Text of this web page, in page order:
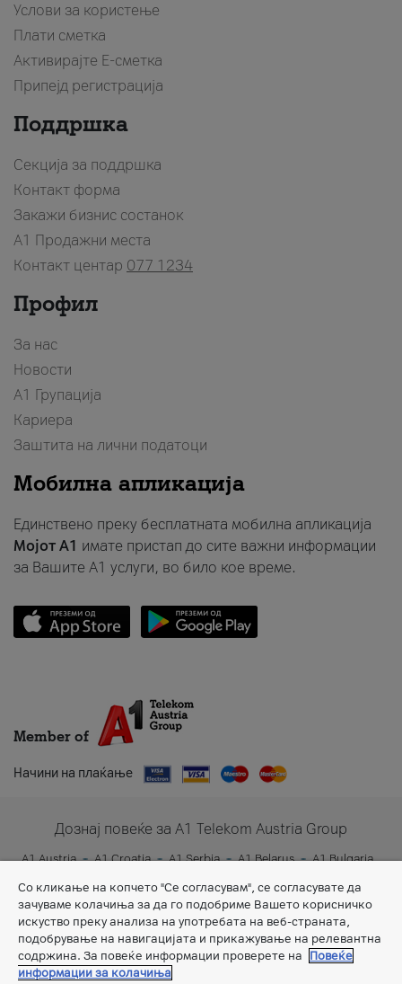
Услови за користење
Плати сметка
Активирајте Е-сметка
Припејд регистрација
Поддршка
Секција за поддршка
Контакт форма
Закажи бизнис состанок
A1 Продажни места
Контакт центар 077 1234
Профил
За нас
Новости
А1 Групација
Кариера
Заштита на лични податоци
Мобилна апликација
Единствено преку бесплатната мобилна апликација
Мојот A1 имате пристап до сите важни информации
за Вашите A1 услуги, во било кое време.
Member of
Начини на плаќање
Дознај повеќе за A1 Telekom Austria Group
A1 Austria A1 Croatia A1 Serbia A1 Belarus
A1 Bulgaria
A1 Slovenia
A1 Digital
Со кликање на копчето "Се согласувам", се согласувате да
зачуваме колачиња за да го подобриме Вашето корисничко
искуство преку анализа на употребата на веб-страната,
подобрување на навигацијата и прикажување на релевантна
содржина. За повеќе информации проверете на
Повеќе
информации за колачиња